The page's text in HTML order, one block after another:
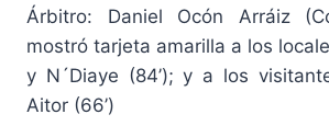
Árbitro: Daniel Ocón Arráiz
mostró tarjeta amarilla a los
y N´Diaye (84’); y a los
Aitor (66’)